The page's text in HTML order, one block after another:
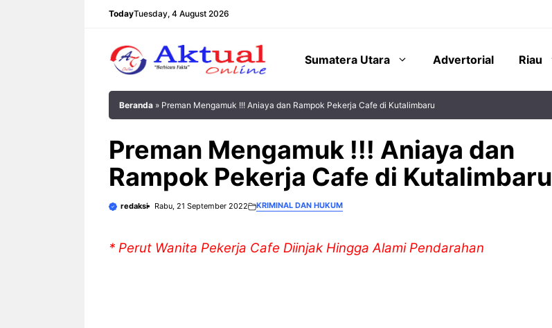
TodayTuesday, 4 August 2026
Sumatera Utara Advertorial Riau
Beranda » Preman Mengamuk !!! Aniaya dan Rampok Pekerja Cafe di Kutalimbaru
Preman Mengamuk !!! Aniaya dan
Rampok Pekerja Cafe di Kutalimbaru
redaksi Rabu, 21 September 2022 KRIMINAL DAN HUKUM
* Perut Wanita Pekerja Cafe Diinjak Hingga Alami Pendarahan